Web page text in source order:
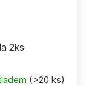
2ks
(>20 ks)